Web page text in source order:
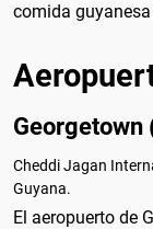
comida
Georgetown
Cheddi Jagan
Guyana.
El aeropuerto de